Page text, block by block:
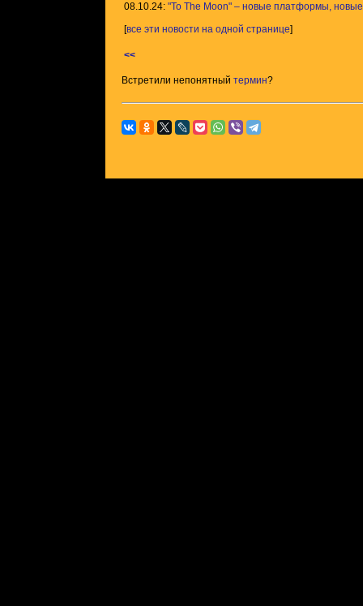
08.10.24: "To The Moon" – новые платформы,
[все эти новости на одной странице]
<<
Встретили непонятный термин?